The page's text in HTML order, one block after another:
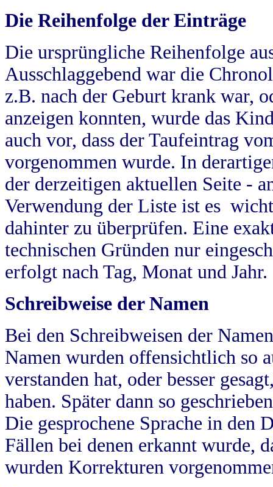
Die Reihenfolge der Einträge
Die ursprüngliche Reihenfolge
Ausschlaggebend war die
z.B. nach der Geburt krank war,
anzeigen konnten, wurde das
auch vor, dass der Taufeintrag
vorgenommen wurde. In
der derzeitigen aktuellen Seite -
Verwendung der Liste ist es
dahinter zu überprüfen. Eine
technischen Gründen nur
erfolgt nach Tag, Monat und Jahr.
Schreibweise der Namen
Bei den Schreibweisen der
Namen wurden offensichtlich so
verstanden hat, oder besser
haben. Später dann so
Die gesprochene Sprache in
Fällen bei denen erkannt wurde,
wurden Korrekturen